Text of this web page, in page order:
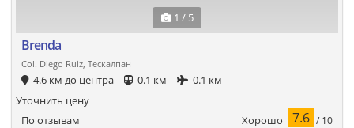
1 / 5
Brenda
Col. Diego Ruiz, Тескалпан
4.6 км до центра 0.1 км 0.1 км
По отзывам Хорошо 7.6 / 10
Уточнить цену